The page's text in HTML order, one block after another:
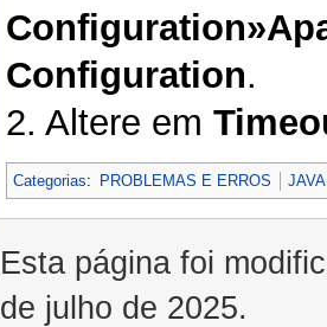
Configuration.
2. Altere em
Categorias: PROBLEMAS E ERROS JAVA
Esta página foi
de julho de 2025.